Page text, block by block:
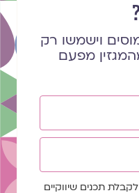
וישמשו רק
מפעם
תכנים שיווקיים